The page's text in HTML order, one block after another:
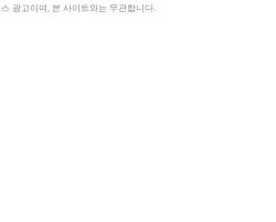
광고이며, 본 사이트와는 무관합니다.